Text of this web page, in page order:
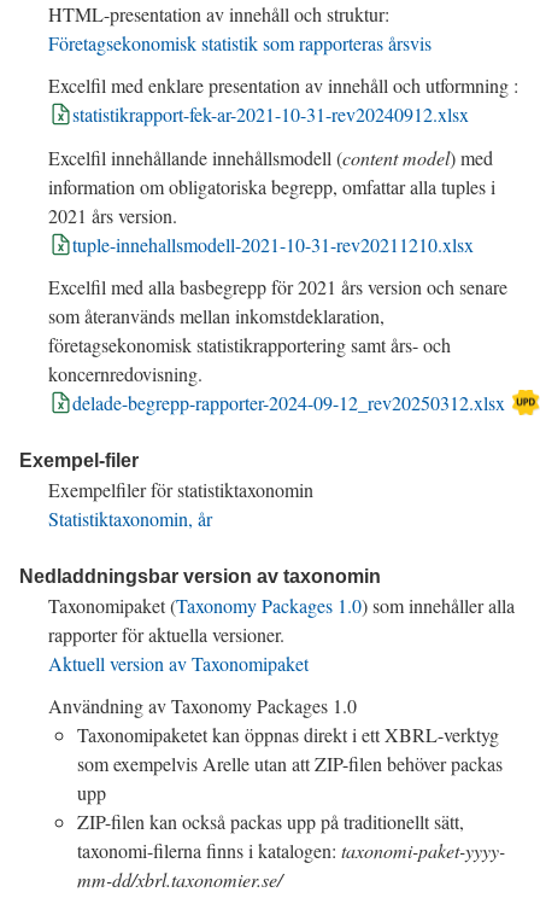
HTML-presentation av innehåll och struktur:
Företagsekonomisk statistik som rapporteras årsvis
Excelfil med enklare presentation av innehåll och utformning :
statistikrapport-fek-ar-2021-10-31-rev20240912.xlsx
Excelfil innehållande innehållsmodell (content model) med
information om obligatoriska begrepp, omfattar alla tuples i
2021 års version.
tuple-innehallsmodell-2021-10-31-rev20211210.xlsx
Excelfil med alla basbegrepp för2021 års version och senare
som återanvänds mellan inkomstdeklaration,
företagsekonomisk statistikrapportering samt års- och
koncernredovisning.
delade-begrepp-rapporter-2024-09-12_rev20250312.xlsx
Exempel-filer
Exempelfiler för statistiktaxonomin
Statistiktaxonomin, år
Nedladdningsbar version av taxonomin
Taxonomipaket (Taxonomy Packages 1.0) som innehåller alla
rapporter för aktuella versioner.
Aktuell version av Taxonomipaket
Användning avTaxonomy Packages 1.0
Taxonomipaketet kan öppnas direkt i ett XBRL-verktyg
som exempelvis Arelleutan attZIP-filen behöver packas
upp
ZIP-filen kan också packas upp på traditionellt sätt,
taxonomi-filerna finns i katalogen: taxonomi-paket-yyyy-
mm-dd/xbrl.taxonomier.se/